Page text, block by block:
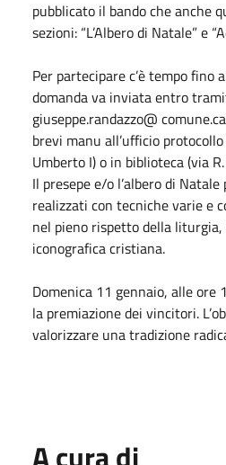
pubblicato il bando che anche
sezioni: “L’Albero di Natale” e
Per partecipare c’è tempo fino
domanda va inviata entro
giuseppe.randazzo@
brevi manu all’ufficio
Umberto I) o in biblioteca (via
Il presepe e/o l’albero di Natale
realizzati con tecniche varie e
nel pieno rispetto della
iconografica cristiana.
Domenica 11 gennaio, alle
la premiazione dei vincitori.
valorizzare una tradizione